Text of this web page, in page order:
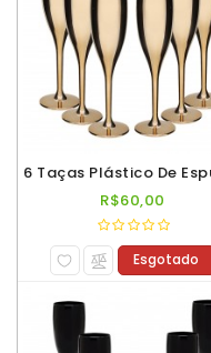
R$60,00
Esgotado